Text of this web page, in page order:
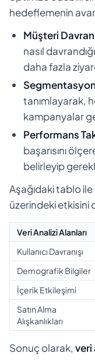
hedeflemenin
Müşteri
nasıl
daha fazla
Segmentasyon
tanımlayarak,
kampanyalar
Performans
başarısını
belirleyip
Aşağıdaki tablo
üzerindeki etkisini
Veri Analizi Alanları
Kullanıcı Davranışı
Demografik Bilgiler
İçerik Etkileşimi
Satın Alma
Alışkanlıkları
Sonuç olarak, veri